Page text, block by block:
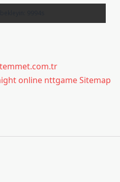
online nttgameSitemap